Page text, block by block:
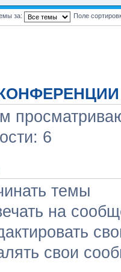
за: Поле
6
темы
на
свои